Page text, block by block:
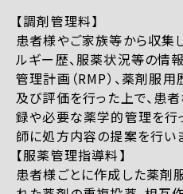
【調剤管理料】
患者様やご家族等から収集
ルギー歴、服薬状況等の情
管理計画（RMP）、薬剤服
及び評価を行った上で、患
録や必要な薬学的管理を行
師に処方内容の提案を行い
【服薬管理指導料】
患者様ごとに作成した薬剤